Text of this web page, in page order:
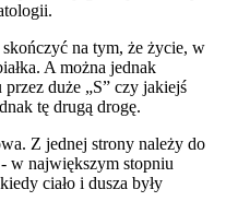
na tym, że życie, w
A można jednak
duże „S” czy jakiejś
tę drugą drogę.
Z jednej strony należy do
w największym stopniu
ciało i dusza były